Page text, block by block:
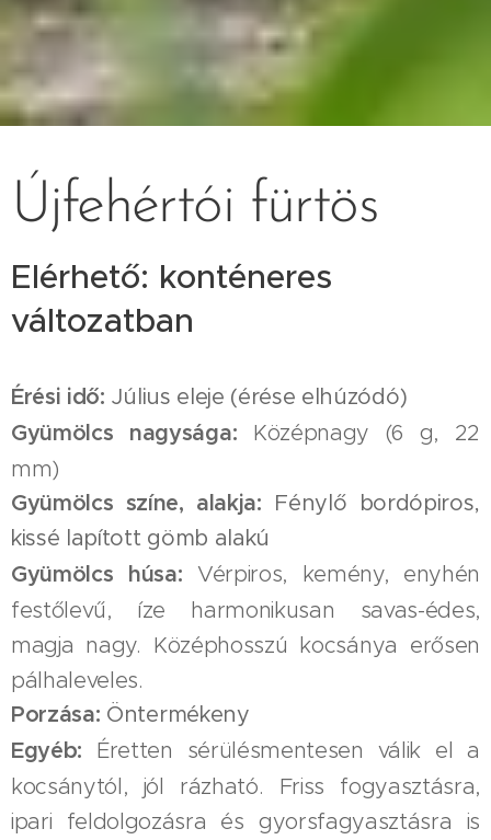
Újfehértói fürtös
Elérhető: konténeres
változatban
Érési idő: Július eleje (érése elhúzódó)
Gyümölcs nagysága: Középnagy (6 g, 22
mm)
Gyümölcs színe, alakja: Fénylő bordópiros,
kissé lapított gömb alakú
Gyümölcs húsa: Vérpiros, kemény, enyhén
festőlevű, íze harmonikusan savas-édes,
magja nagy. Középhosszú kocsánya erősen
pálhaleveles.
Porzása: Öntermékeny
Egyéb: Éretten sérülésmentesen válik el a
kocsánytól, jól rázható. Friss fogyasztásra,
ipari feldolgozásra és gyorsfagyasztásra is